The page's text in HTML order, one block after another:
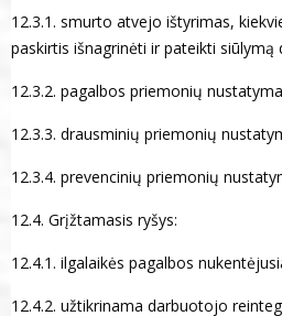
12.3.1. smurto atvejo ištyrimas,
paskirtis išnagrinėti ir pateikti
12.3.2. pagalbos priemonių
12.3.3. drausminių priemonių
12.3.4. prevencinių priemonių
12.4. Grįžtamasis ryšys:
12.4.1. ilgalaikės pagalbos
12.4.2. užtikrinama darbuotojo